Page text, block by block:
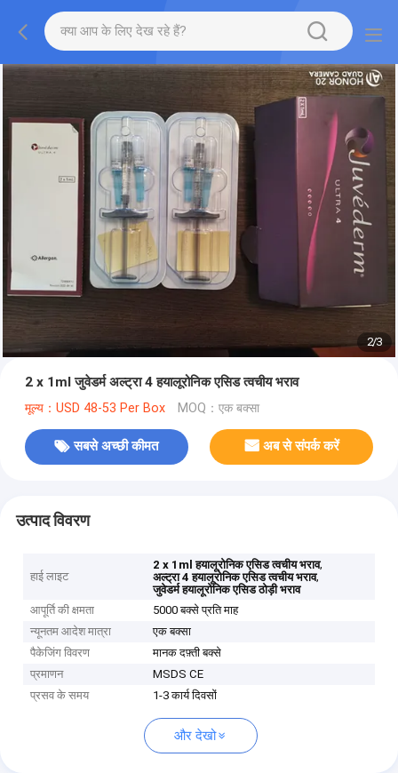
2/3
2 x 1ml जुवेडर्म अल्ट्रा 4 हयालूरोनिक एसिड त्वचीय भराव
मूल्य：USD 48-53 Per Box MOQ：एक बक्सा
सबसे अच्छी कीमत अब से संपर्क करें
उत्पाद विवरण
हाई लाइट
2 x 1ml हयालूरोनिक एसिड त्वचीय भराव,
अल्ट्रा 4 हयालूरोनिक एसिड त्वचीय भराव,
जुवेडर्म हयालूरोनिक एसिड ठोड़ी भराव
आपूर्ति की क्षमता
5000 बक्से प्रति माह
न्यूनतम आदेश मात्रा
एक बक्सा
पैकेजिंग विवरण
मानक दफ़्ती बक्से
प्रमाणन
MSDS CE
प्रसव के समय
1-3 कार्य दिवसों
और देखो